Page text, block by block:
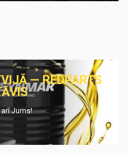
— REDPARTS
Jums!